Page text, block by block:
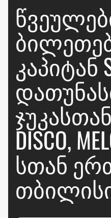
ᲙᲐᲞᲘᲢᲐᲜ
ᲯᲣᲙᲐᲡᲗᲐᲜ,
DISCO,
ᲡᲗᲐᲜ